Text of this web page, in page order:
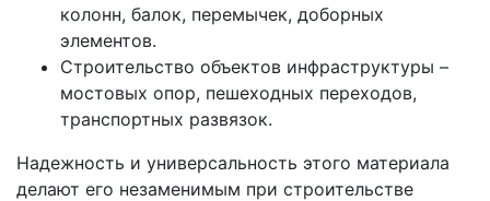
колонн, балок, перемычек, доборных
элементов.
Строительство объектов инфраструктуры –
мостовых опор, пешеходных переходов,
транспортных развязок.
Надежность и универсальность этого материала
делают его незаменимым при строительстве